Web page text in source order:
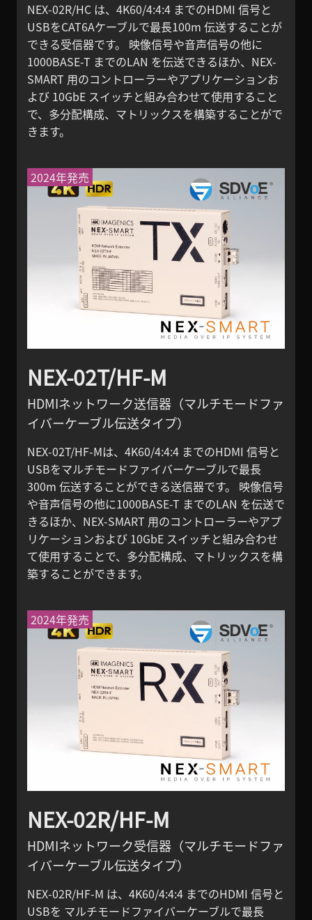
NEX-02R/HC は、4K60/4:4:4 までのHDMI 信号と
USBをCAT6Aケーブルで最長100m 伝送することが
できる受信器です。 映像信号や音声信号の他に
1000BASE-T までのLAN を伝送できるほか、NEX-
SMART 用のコントローラーやアプリケーションお
よび 10GbE スイッチと組み合わせて使用すること
で、多分配構成、マトリックスを構築することがで
きます。
2024年発売
NEX-02T/HF-M
HDMIネットワーク送信器（マルチモードファ
イバーケーブル伝送タイプ）
NEX-02T/HF-Mは、4K60/4:4:4 までのHDMI 信号と
USBをマルチモードファイバーケーブルで最長
300m 伝送することができる送信器です。 映像信号
や音声信号の他に1000BASE-T までのLAN を伝送で
きるほか、NEX-SMART 用のコントローラーやアプ
リケーションおよび 10GbE スイッチと組み合わせ
て使用することで、多分配構成、マトリックスを構
築することができます。
2024年発売
NEX-02R/HF-M
HDMIネットワーク受信器（マルチモードファ
イバーケーブル伝送タイプ）
NEX-02R/HF-M は、4K60/4:4:4 までのHDMI 信号と
USBを マルチモードファイバーケーブルで最長